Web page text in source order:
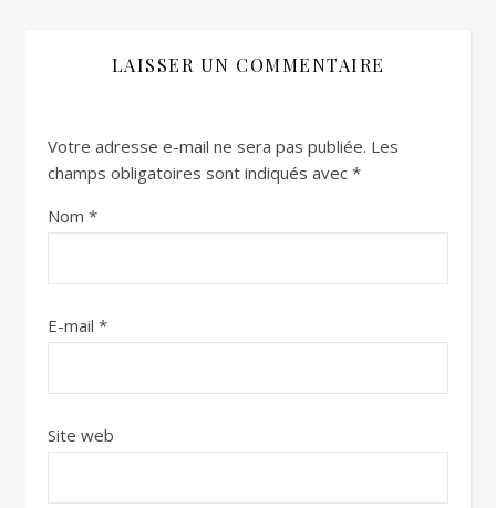
LAISSER UN COMMENTAIRE
Votre adresse e-mail ne sera pas publiée. Les
champs obligatoires sont indiqués avec *
Nom *
E-mail *
Site web